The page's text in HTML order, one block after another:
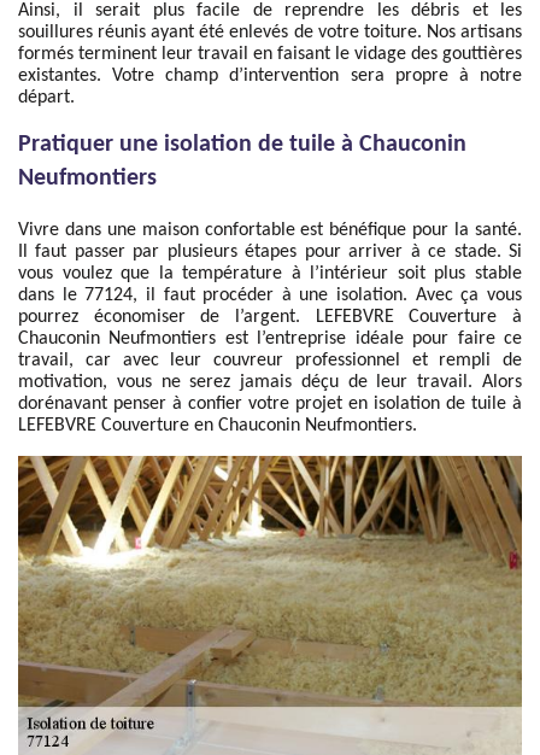
Ainsi, il serait plus facile de reprendre les débris et les
souillures réunis ayant été enlevés de votre toiture. Nos artisans
formés terminent leur travail en faisant le vidage des gouttières
existantes. Votre champ d’intervention sera propre à notre
départ.
Pratiquer une isolation de tuile à Chauconin
Neufmontiers
Vivre dans une maison confortable est bénéfique pour la santé.
Il faut passer par plusieurs étapes pour arriver à ce stade. Si
vous voulez que la température à l’intérieur soit plus stable
dans le 77124, il faut procéder à une isolation. Avec ça vous
pourrez économiser de l’argent. LEFEBVRE Couverture à
Chauconin Neufmontiers est l’entreprise idéale pour faire ce
travail, car avec leur couvreur professionnel et rempli de
motivation, vous ne serez jamais déçu de leur travail. Alors
dorénavant penser à confier votre projet en isolation de tuile à
LEFEBVRE Couverture en Chauconin Neufmontiers.